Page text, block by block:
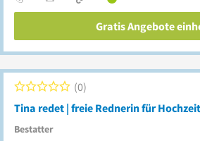
Gratis Angebote
Tina redet | freie Rednerin für
Bestatter
0